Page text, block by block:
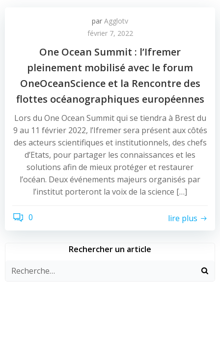
par Agglotv
février 7, 2022
One Ocean Summit : l’Ifremer
pleinement mobilisé avec le forum
OneOceanScience et la Rencontre des
flottes océanographiques européennes
Lors du One Ocean Summit qui se tiendra à Brest du
9 au 11 février 2022, l’Ifremer sera présent aux côtés
des acteurs scientifiques et institutionnels, des chefs
d’Etats, pour partager les connaissances et les
solutions afin de mieux protéger et restaurer
l’océan. Deux événements majeurs organisés par
l’institut porteront la voix de la science […]
0 lire plus
Rechercher un article